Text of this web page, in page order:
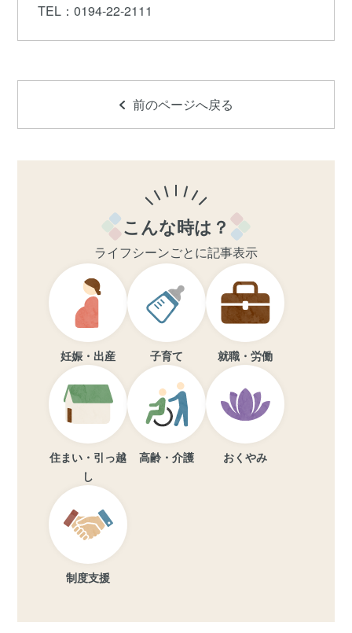
TEL ：0194-22-2111
前のページへ戻る
こんな時は？
ライフシーンごとに記事表示
妊娠・出産 子育て 就職・労働
住まい・引っ越
し
高齢・介護 おくやみ
制度支援